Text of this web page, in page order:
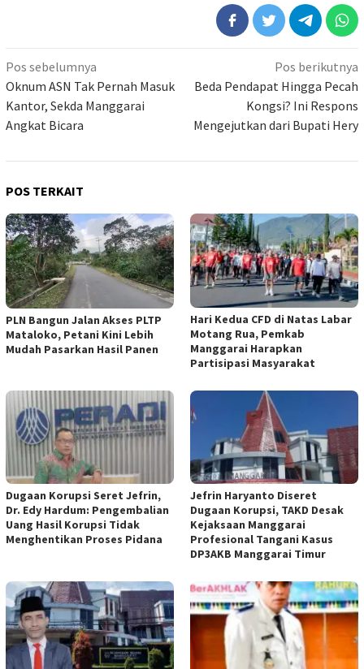
Navigasi
pos
Pos sebelumnya
Oknum ASN Tak Pernah Masuk
Kantor, Sekda Manggarai
Angkat Bicara
Pos berikutnya
Beda Pendapat Hingga Pecah
Kongsi? Ini Respons
Mengejutkan dari Bupati Hery
POS TERKAIT
PLN Bangun Jalan Akses PLTP
Mataloko, Petani Kini Lebih
Mudah Pasarkan Hasil Panen
Hari Kedua CFD di Natas Labar
Motang Rua, Pemkab
Manggarai Harapkan
Partisipasi Masyarakat
Dugaan Korupsi Seret Jefrin,
Dr. Edy Hardum: Pengembalian
Uang Hasil Korupsi Tidak
Menghentikan Proses Pidana
Jefrin Haryanto Diseret
Dugaan Korupsi, TAKD Desak
Kejaksaan Manggarai
Profesional Tangani Kasus
DP3AKB Manggarai Timur